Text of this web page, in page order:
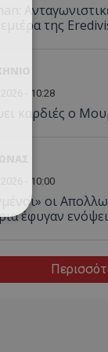
της
- 10:28
καρδιές ο
- 10:00
οι
έφυγαν